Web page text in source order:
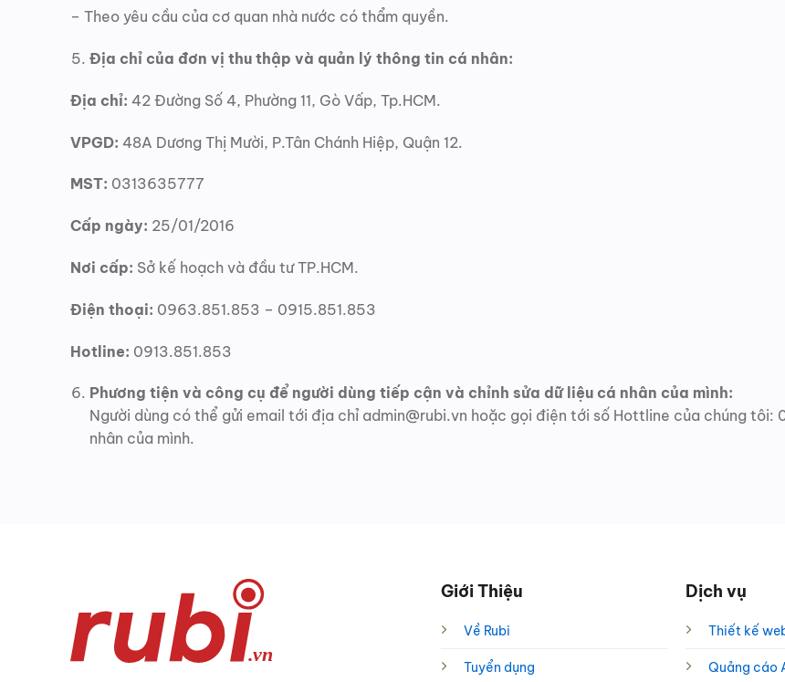
– Theo yêu cầu của cơ quan nhà nước có thẩm quyền.
Địa chỉ của đơn vị thu thập và quản lý thông tin cá nhân:
Địa chỉ: 42 Đường Số 4, Phường 11, Gò Vấp, Tp.HCM.
VPGD: 48A Dương Thị Mười, P.Tân Chánh Hiệp, Quận 12.
MST: 0313635777
Cấp ngày: 25/01/2016
Nơi cấp: Sở kế hoạch và đầu tư TP.HCM.
Điện thoại: 0963.851.853 – 0915.851.853
Hotline: 0913.851.853
Phương tiện và công cụ để người dùng tiếp cận và chỉnh sửa dữ liệu cá nhân của mình:
Người dùng có thể gửi email tới địa chỉ admin@rubi.vn hoặc gọi điện tới số Hottline của chúng
nhân của mình.
Giới Thiệu
Về Rubi
Tuyển dụng
Dịch vụ
Thiết kế
Quảng cáo